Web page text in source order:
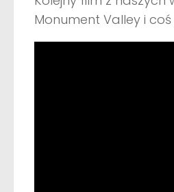
Monument Valley i coś